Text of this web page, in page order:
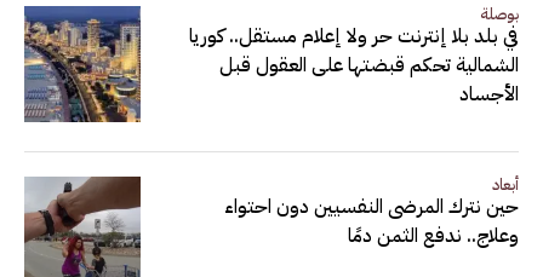
بوصلة
في بلد بلا إنترنت حر ولا إعلام مستقل.. كوريا
الشمالية تحكم قبضتها على العقول قبل
الأجساد
أبعاد
حين نترك المرضى النفسيين دون احتواء
وعلاج.. ندفع الثمن دمًا